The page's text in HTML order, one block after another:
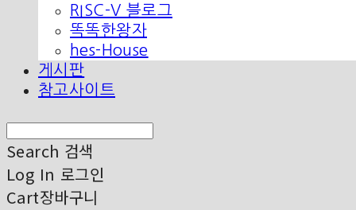
RISC-V 블로그
똑똑한왕자
hes-House
게시판
참고사이트
Search 검색
Log In 로그인
Cart장바구니